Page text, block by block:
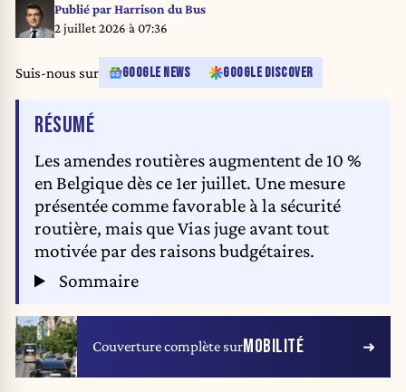
Publié parHarrison du Bus
2 juillet 2026 à 07:36
Suis-nous sur GOOGLE NEWS GOOGLE DISCOVER
RÉSUMÉDE L'ARTICLE
Les amendes routières augmentent de 10 %
en Belgique dès ce 1er juillet. Une mesure
présentée comme favorable à la sécurité
routière, mais que Vias juge avant tout
motivée par des raisons budgétaires.
Sommaire
Couverture complète surMOBILITÉ